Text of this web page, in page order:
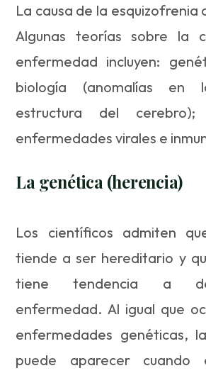
La causa de la esquizofrenia
Algunas teorías sobre la
enfermedad incluyen:
biología (anomalías en
estructura del
enfermedades virales e
La genética (herencia)
Los científicos admiten
tiende a ser hereditario y
tiene tendencia a
enfermedad. Al igual que
enfermedades genéticas,
puede aparecer